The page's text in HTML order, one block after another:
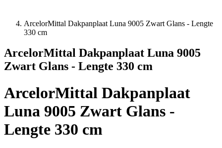
ArcelorMittal Dakpanplaat Luna 9005 Zwart Glans - Lengte
330 cm
ArcelorMittal Dakpanplaat Luna 9005
Zwart Glans - Lengte 330 cm
ArcelorMittal Dakpanplaat
Luna 9005 Zwart Glans -
Lengte 330 cm